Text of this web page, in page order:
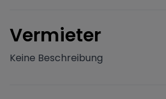
Vermieter
Keine Beschreibung